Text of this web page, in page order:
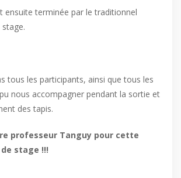
ensuite terminée par le traditionnel
tous les participants, ainsi que tous les
nous accompagner pendant la sortie et
des tapis.
professeur Tanguy pour cette
stage !!!